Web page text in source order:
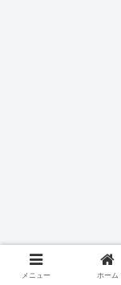
メニュー ホーム